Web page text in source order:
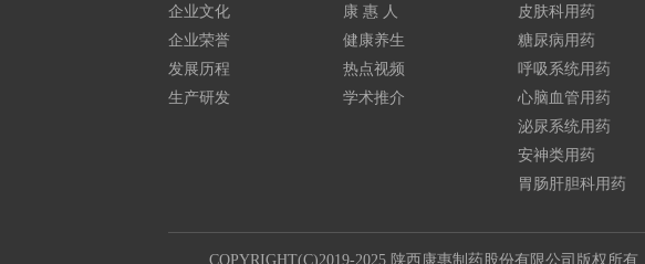
企业文化
企业荣誉
发展历程
生产研发
康 惠 人
健康养生
热点视频
学术推介
皮肤科用药
糖尿病用药
呼吸系统用药
心脑血管用药
泌尿系统用药
安神类用药
胃肠肝胆科用药
COPYRIGHT(C)2019-2025 陕西康惠制药股份有限公司版权所有